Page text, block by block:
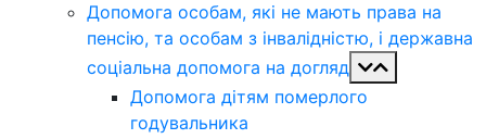
Допомога особам, які не мають права на
пенсію, та особам з інвалідністю, і державна
соціальна допомога на догляд
Допомога дітям померлого
годувальника